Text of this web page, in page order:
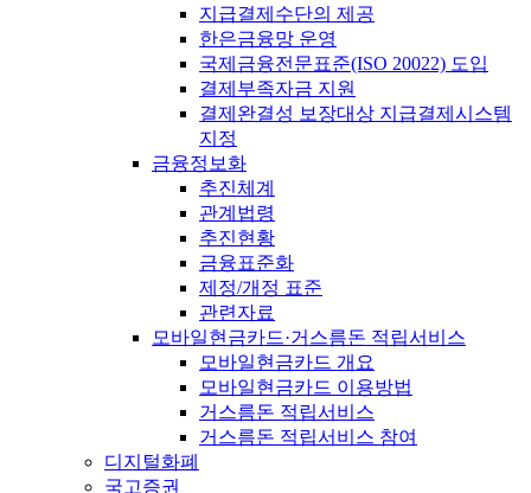
지급결제수단의 제공
한은금융망 운영
국제금융전문표준(ISO 20022) 도입
결제부족자금 지원
결제완결성 보장대상 지급결제시스템
지정
금융정보화
추진체계
관계법령
추진현황
금융표준화
제정/개정 표준
관련자료
모바일현금카드·거스름돈 적립서비스
모바일현금카드 개요
모바일현금카드 이용방법
거스름돈 적립서비스
거스름돈 적립서비스 참여
디지털화폐
국고증권